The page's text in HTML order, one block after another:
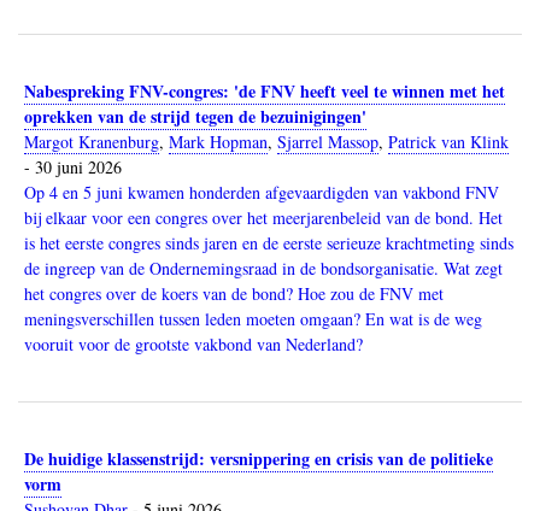
Nabespreking FNV-congres: 'de FNV heeft veel te winnen met het
oprekken van de strijd tegen de bezuinigingen'
Margot Kranenburg, Mark Hopman, Sjarrel Massop, Patrick van Klink
- 30 juni 2026
Op 4 en 5 juni kwamen honderden afgevaardigden van vakbond FNV
bij elkaar voor een congres over het meerjarenbeleid van de bond. Het
is het eerste congres sinds jaren en de eerste serieuze krachtmeting sinds
de ingreep van de Ondernemingsraad in de bondsorganisatie. Wat zegt
het congres over de koers van de bond? Hoe zou de FNV met
meningsverschillen tussen leden moeten omgaan? En wat is de weg
vooruit voor de grootste vakbond van Nederland?
De huidige klassenstrijd: versnippering en crisis van de politieke
vorm